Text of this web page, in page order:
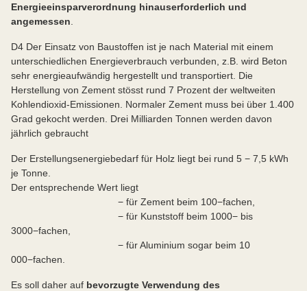
Energieeinsparverordnung hinauserforderlich und
angemessen
D4 Der Einsatz von Baustoffen ist je nach Material mit einem
unterschiedlichen Energieverbrauch verbunden, z.B. wird Beton
sehr energieaufwändig hergestellt und transportiert. Die
Herstellung von Zement stösst rund 7 Prozent der weltweiten
Kohlendioxid-Emissionen. Normaler Zement muss bei über 1.400
Grad gekocht werden. Drei Milliarden Tonnen werden davon
jährlich gebraucht
Der Erstellungsenergiebedarf für Holz liegt bei rund 5 − 7,5 kWh
je Tonne.
Der entsprechende Wert liegt
− für Zement beim 100−fachen,
− für Kunststoff beim 1000− bis
3000−fachen,
− für Aluminium sogar beim 10
000−fachen.
Es soll daher auf bevorzugte Verwendung des